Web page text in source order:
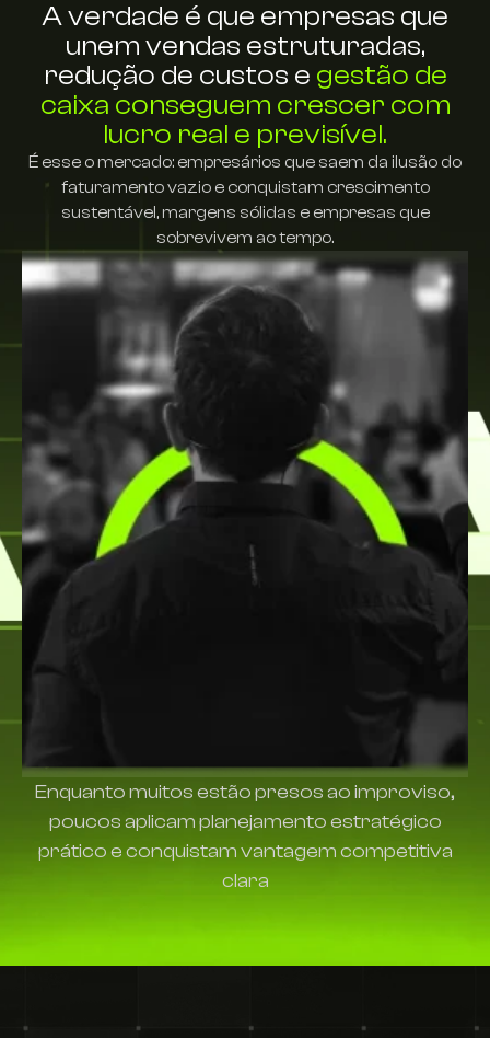
A verdade é que empresas que
unem vendas estruturadas,
redução de custos e gestão de
caixa conseguem crescer com
lucro real e previsível.
É esse o mercado: empresários que saem da ilusão do
faturamento vazio e conquistam crescimento
sustentável, margens sólidas e empresas que
sobrevivem ao tempo.
Enquanto muitos estão presos ao improviso,
poucos aplicam planejamento estratégico
prático e conquistam vantagem competitiva
clara